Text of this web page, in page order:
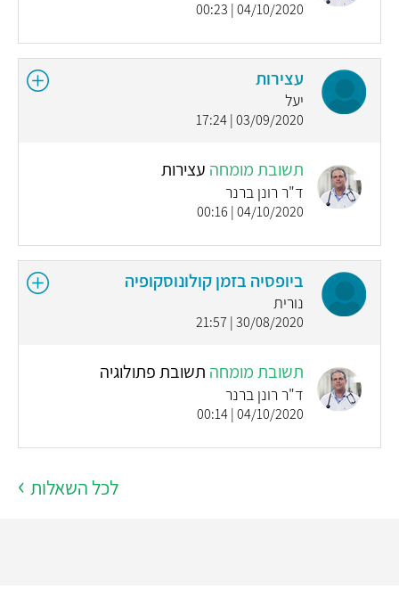
04/10/2020 | 00:23
עצירות
יעל
03/09/2020 | 17:24
תשובת מומחה עצירות
ד"ר רונן ברנר
04/10/2020 | 00:16
ביופסיה בזמן קולונוסקופיה
נורית
30/08/2020 | 21:57
תשובת מומחה תשובת פתולוגיה
ד"ר רונן ברנר
04/10/2020 | 00:14
לכל השאלות